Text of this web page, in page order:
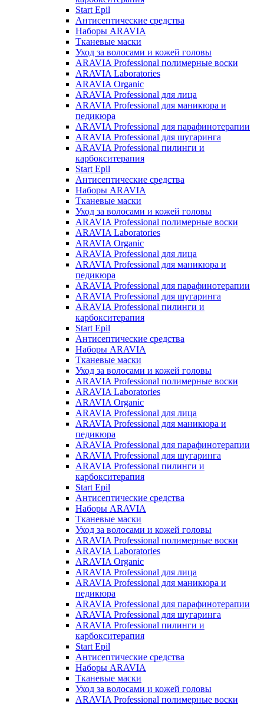
Start Epil
Антисептические средства
Наборы ARAVIA
Тканевые маски
Уход за волосами и кожей головы
ARAVIA Professional полимерные воски
ARAVIA Laboratories
ARAVIA Organic
ARAVIA Professional для лица
ARAVIA Professional для маникюра и
педикюра
ARAVIA Professional для парафинотерапии
ARAVIA Professional для шугаринга
ARAVIA Professional пилинги и
карбокситерапия
Start Epil
Антисептические средства
Наборы ARAVIA
Тканевые маски
Уход за волосами и кожей головы
ARAVIA Professional полимерные воски
ARAVIA Laboratories
ARAVIA Organic
ARAVIA Professional для лица
ARAVIA Professional для маникюра и
педикюра
ARAVIA Professional для парафинотерапии
ARAVIA Professional для шугаринга
ARAVIA Professional пилинги и
карбокситерапия
Start Epil
Антисептические средства
Наборы ARAVIA
Тканевые маски
Уход за волосами и кожей головы
ARAVIA Professional полимерные воски
ARAVIA Laboratories
ARAVIA Organic
ARAVIA Professional для лица
ARAVIA Professional для маникюра и
педикюра
ARAVIA Professional для парафинотерапии
ARAVIA Professional для шугаринга
ARAVIA Professional пилинги и
карбокситерапия
Start Epil
Антисептические средства
Наборы ARAVIA
Тканевые маски
Уход за волосами и кожей головы
ARAVIA Professional полимерные воски
ARAVIA Laboratories
ARAVIA Organic
ARAVIA Professional для лица
ARAVIA Professional для маникюра и
педикюра
ARAVIA Professional для парафинотерапии
ARAVIA Professional для шугаринга
ARAVIA Professional пилинги и
карбокситерапия
Start Epil
Антисептические средства
Наборы ARAVIA
Тканевые маски
Уход за волосами и кожей головы
ARAVIA Professional полимерные воски